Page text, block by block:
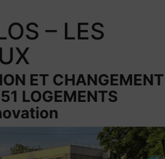
– LES
ET CHANGEMENT
LOGEMENTS